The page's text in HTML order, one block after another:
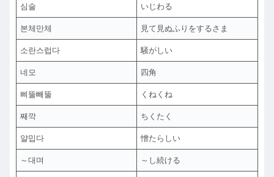
심술 いじわる
본체만체 見て見ぬふりをするさま
소란스럽다 騒がしい
네모 四角
삐뚤빼뚤 くねくね
째깍 ちくたく
얄밉다 憎たらしい
～대며 ～し続ける